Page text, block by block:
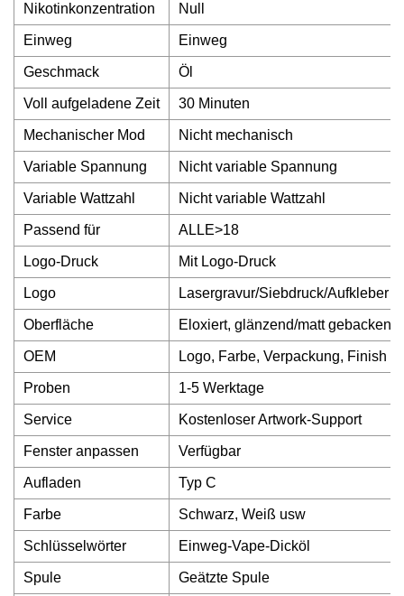
Nikotinkonzentration Null
Einweg Einweg
Geschmack Öl
Voll aufgeladene Zeit 30 Minuten
Mechanischer Mod Nicht mechanisch
Variable Spannung Nicht variable Spannung
Variable Wattzahl Nicht variable Wattzahl
Passend für ALLE>18
Logo-Druck Mit Logo-Druck
Logo Lasergravur/Siebdruck/Aufkleber
Oberfläche Eloxiert, glänzend/matt gebacken
OEM Logo, Farbe, Verpackung, Finish
Proben 1-5 Werktage
Service Kostenloser Artwork-Support
Fenster anpassen Verfügbar
Aufladen Typ C
Farbe Schwarz, Weiß usw
Schlüsselwörter Einweg-Vape-Dicköl
Spule Geätzte Spule